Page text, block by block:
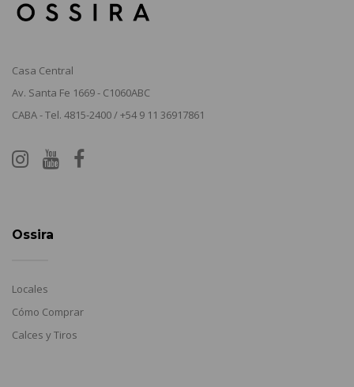
Casa Central
Av. Santa Fe 1669 - C1060ABC
CABA - Tel. 4815-2400 / +54 9 11 36917861
Ossira
Locales
Cómo Comprar
Calces y Tiros